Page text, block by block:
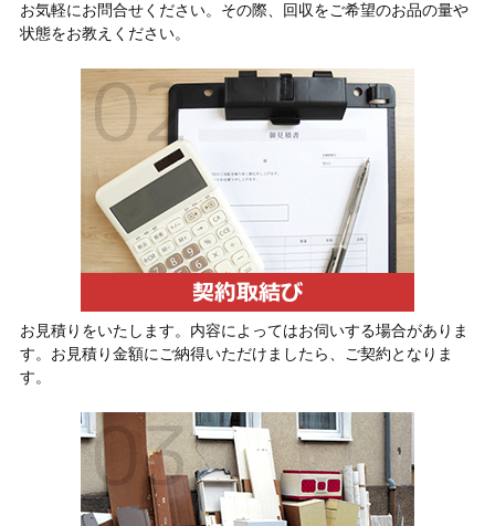
お気軽にお問合せください。その際、回収をご希望のお品の量や
状態をお教えください。
お見積りをいたします。内容によってはお伺いする場合がありま
す。お見積り金額にご納得いただけましたら、ご契約となりま
す。